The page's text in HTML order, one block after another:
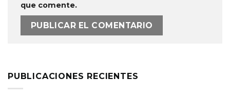
que comente.
PUBLICACIONES RECIENTES